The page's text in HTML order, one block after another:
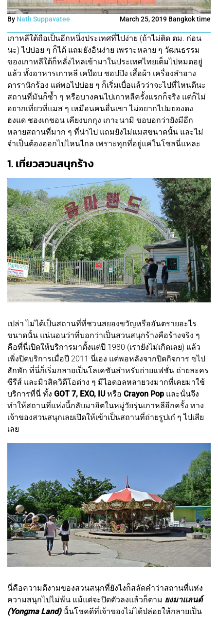
By Nath Suppavatee March 25, 2019 Bangkok time
เกาหลีใต้ถือเป็นอีกหนึ่งประเทศที่ไปง่าย (ถ้าไม่ติด ตม. ก่อน
นะ) ไปบ่อย ๆ ก็ได้ แถมยังอินง่าย เพราะหลาย ๆ วัฒนธรรม
ของเกาหลีใต้ก็หลั่งไหลเข้ามาในประเทศไทยเต็มไปหมดอยู่
แล้ว ทั้งอาหารเกาหลี เคป๊อบ ชอปปิง เสื้อผ้า เครื่องสำอาง
ดารานักร้อง แต่พอไปบ่อย ๆ ก็เริ่มเบื่อแล้วว่าจะไปที่ไหนดีนะ
สถานที่มันก็ซ้ำ ๆ หรือบางคนไปเกาหลีครั้งแรกก็จริง แต่ก็ไม่
อยากเที่ยวที่แมส ๆ เหมือนคนอื่นเขา ไม่อยากไปมยองดง
ฮงแด ชองเกชอน เคียงบกกุง เกาะนามิ ขอบอกว่ายังมีอีก
หลายสถานที่มาก ๆ ที่น่าไป แถมยังไม่แมสขนาดนั้น และไม่
จำเป็นต้องออกไปไหนไกล เพราะทุกที่อยู่แค่ในโซลนี่แหละ
1. เที่ยวสวนสนุกร้าง
เปล่า ไม่ได้เป็นสถานที่ที่ชวนสยองขวัญหรืออันตรายอะไร
ขนาดนั้น แน่นอนว่าที่บอกว่าเป็นสวนสนุกร้างคือร้างจริง ๆ
คือที่นี่เปิดให้บริการมาตั้งแต่ปี 1980 (เรายังไม่เกิดเลย) แล้ว
เพิ่งปิดบริการเมื่อปี 2011 นี่เอง แต่พอหลังจากปิดกิจการ ฃไป
สักพัก ที่นี่ก็เริ่มกลายเป็นโลเคชันสำหรับถ่ายแฟชั่น ถ่ายละคร
ซีรีส์ และมิวสิควิดีโอต่าง ๆ มีไอดอลหลายวงมากที่เคยมาใช้
บริการที่นี่ ทั้ง GOT 7, EXO, IUหรือ Crayon Pop และนั่นจึง
ทำให้สถานที่แห่งนี้กลับมาฮิตในหมู่วัยรุ่นเกาหลีอีกครั้ง ทาง
เจ้าของสวนสนุกเลยเปิดให้เข้าเป็นสถานที่ถ่ายรูปเก๋ ๆ ไปเสีย
เลย
นี่คือความดีงามของสวนสนุกที่ยังไงก็สลัดคำว่าสถานที่แห่ง
ความสนุกไปไม่พ้น แม้แต่จะปิดตัวลงแล้วก็ตาม ยงมาแลนด์
(Yongma Land) นั้นโชคดีที่เจ้าของไม่ได้ปล่อยให้กลายเป็น